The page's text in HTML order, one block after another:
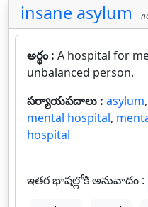
insane asylum
అర్థం : A hospital for
unbalanced person.
పర్యాయపదాలు : asylum,
mental hospital,
hospital
ఇతర భాషల్లోకి అనువాదం :